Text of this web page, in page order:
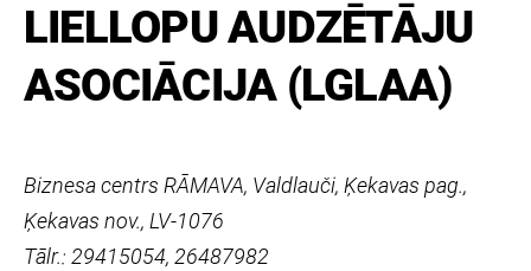
LIELLOPU AUDZĒTĀJU
ASOCIĀCIJA (LGLAA)
Biznesa centrs RĀMAVA, Valdlauči, Ķekavas pag.,
Ķekavas nov., LV-1076
Tālr.: 29415054, 26487982